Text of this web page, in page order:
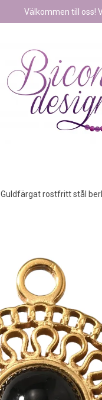
Välkommen till oss!
Guldfärgat rostfritt stål